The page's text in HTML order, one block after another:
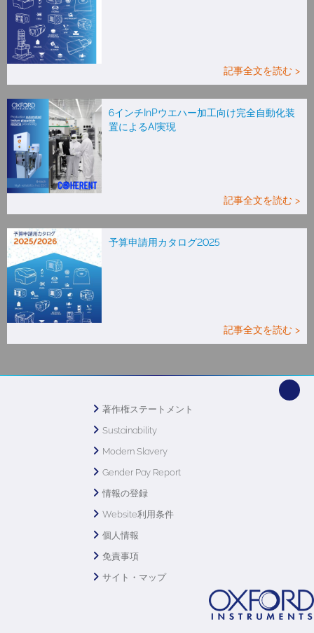
記事全文を読む >
6インチInPウエハー加工向け完全自動化装
置によるAI実現
記事全文を読む >
予算申請用カタログ2025
記事全文を読む >
著作権ステートメント
Sustainability
Modern Slavery
Gender Pay Report
情報の登録
Website利用条件
個人情報
免責事項
サイト・マップ